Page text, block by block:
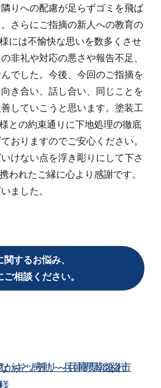
りへの配慮が足らずゴミを飛ば
さらにご指摘の新人への教育の
には不愉快な思いを数多くさせ
非礼や対応の悪さや報告不足、
でした。今後、今回のご指摘を
き合い、話し合い、同じことを
していこうと思います。塗装工
との約束通りに下地処理の徹底
おりますのでご安心ください。
けない点を浮き彫りにして下さ
われたご縁に心より感謝です。
ました。
関するお悩み、
ご相談ください。
ぁと感動～兵庫県南あわ
キッチリ～兵庫県淡路市